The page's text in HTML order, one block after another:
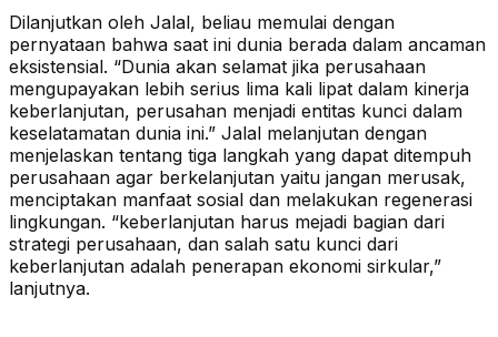
Dilanjutkan oleh Jalal, beliau memulai dengan
pernyataan bahwa saat ini dunia berada dalam ancaman
eksistensial. “Dunia akan selamat jika perusahaan
mengupayakan lebih serius lima kali lipat dalam kinerja
keberlanjutan, perusahan menjadi entitas kunci dalam
keselatamatan dunia ini.” Jalal melanjutan dengan
menjelaskan tentang tiga langkah yang dapat ditempuh
perusahaan agar berkelanjutan yaitu jangan merusak,
menciptakan manfaat sosial dan melakukan regenerasi
lingkungan. “keberlanjutan harus mejadi bagian dari
strategi perusahaan, dan salah satu kunci dari
keberlanjutan adalah penerapan ekonomi sirkular,”
lanjutnya.